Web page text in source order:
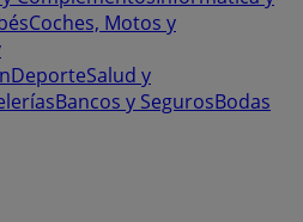
Coches, Motos y
DeporteSalud y
Bancos y SegurosBodas